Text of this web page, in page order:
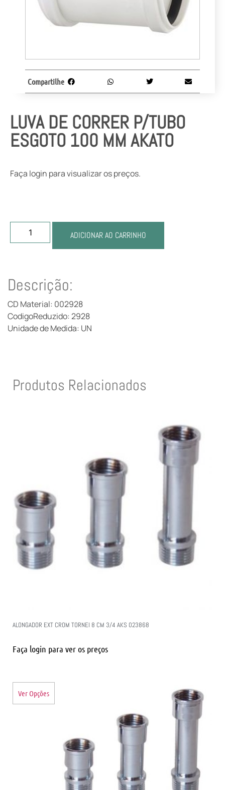
LUVA DE CORRER P/TUBO
ESGOTO 100 MM AKATO
Faça login para visualizar os preços.
ADICIONAR AO CARRINHO
Compartilhe
Descrição:
CD Material: 002928
CodigoReduzido: 2928
Unidade de Medida: UN
Produtos Relacionados
ALONGADOR EXT CROM TORNEI 8 CM 3/4 AKS 023868
Faça login para ver os preços
Ver Opções